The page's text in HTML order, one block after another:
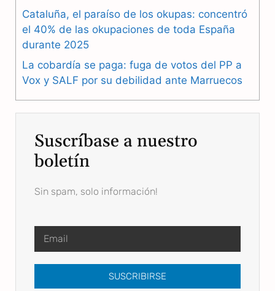
k
m
p
Cataluña, el paraíso de los okupas: concentró
el 40% de las okupaciones de toda España
durante 2025
La cobardía se paga: fuga de votos del PP a
Vox y SALF por su debilidad ante Marruecos
Suscríbase a nuestro
boletín
Sin spam, solo información!
SUSCRIBIRSE